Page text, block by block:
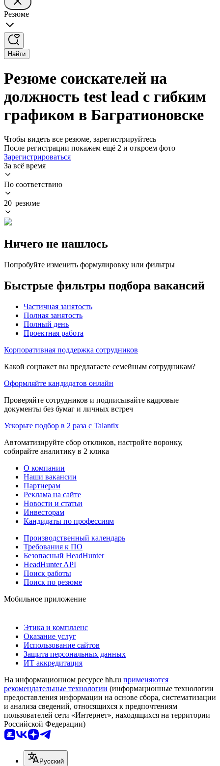
Резюме
Найти
Резюме соискателей на
должность test lead с гибким
графиком в Багратионовске
Чтобы видеть все резюме, зарегистрируйтесь
После регистрации покажем ещё 2 и откроем фото
Зарегистрироваться
За всё время
По соответствию
20 резюме
Ничего не нашлось
Попробуйте изменить формулировку или фильтры
Быстрые фильтры подбора вакансий
Частичная занятость
Полная занятость
Полный день
Проектная работа
Корпоративная поддержка сотрудников
Какой соцпакет вы предлагаете семейным сотрудникам?
Оформляйте кандидатов онлайн
Проверяйте сотрудников и подписывайте кадровые
документы без бумаг и личных встреч
Ускорьте подбор в 2 раза с Talantix
Автоматизируйте сбор откликов, настройте воронку,
собирайте аналитику в 2 клика
О компании
Наши вакансии
Партнерам
Реклама на сайте
Новости и статьи
Инвесторам
Кандидаты по профессиям
Производственный календарь
Требования к ПО
Безопасный HeadHunter
HeadHunter API
Поиск работы
Поиск по резюме
Мобильное приложение
Этика и комплаенс
Оказание услуг
Использование сайтов
Защита персональных данных
ИТ аккредитация
На информационном ресурсе hh.ru применяются
рекомендательные технологии (информационные технологии
предоставления информации на основе сбора, систематизации
и анализа сведений, относящихся к предпочтениям
пользователей сети «Интернет», находящихся на территории
Российской Федерации)
Русский